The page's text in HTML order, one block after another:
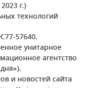
г.)
технологий
57640.
унитарное
агентство
и новостей сайта